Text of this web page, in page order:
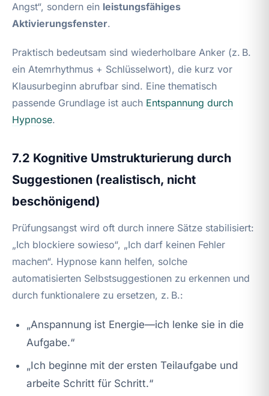
Angst“, sondern ein leistungsfähiges
Aktivierungsfenster.
Praktisch bedeutsam sind wiederholbare Anker (z. B.
ein Atemrhythmus + Schlüsselwort), die kurz vor
Klausurbeginn abrufbar sind. Eine thematisch
passende Grundlage ist auch Entspannung durch
Hypnose.
7.2 Kognitive Umstrukturierung durch
Suggestionen (realistisch, nicht
beschönigend)
Prüfungsangst wird oft durch innere Sätze stabilisiert:
„Ich blockiere sowieso“, „Ich darf keinen Fehler
machen“. Hypnose kann helfen, solche
automatisierten Selbstsuggestionen zu erkennen und
durch funktionalere zu ersetzen, z. B.:
„Anspannung ist Energie—ich lenke sie in die
Aufgabe.“
„Ich beginne mit der ersten Teilaufgabe und
arbeite Schritt für Schritt.“